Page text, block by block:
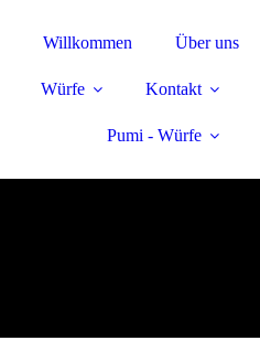
Willkommen Über uns
Würfe Kontakt
Pumi - Würfe